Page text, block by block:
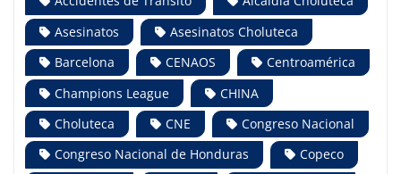
Asesinatos
Asesinatos Choluteca
Barcelona
CENAOS
Centroamérica
Champions League
CHINA
Choluteca
CNE
Congreso Nacional
Congreso Nacional de Honduras
Copeco